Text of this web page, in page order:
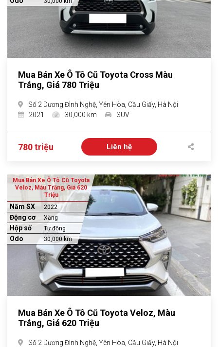
Mua Bán Xe Ô Tô Cũ Toyota Cross Màu
Trắng, Giá 780 Triệu
Số 2 Dương Đình Nghệ, Yên Hòa, Cầu Giấy, Hà Nội
2021
30,000 km SUV
780 triệu Liên hệ
Mua Bán Xe Ô Tô Cũ Toyota
Veloz, Màu Trắng, Giá 620
Triệu
Năm SX 2022
Động cơ Xăng
Hộp số Tự động
Odo 30,000 km
Mua Bán Xe Ô Tô Cũ Toyota Veloz, Màu
Trắng, Giá 620 Triệu
Số 2 Dương Đình Nghệ, Yên Hòa, Cầu Giấy, Hà Nội